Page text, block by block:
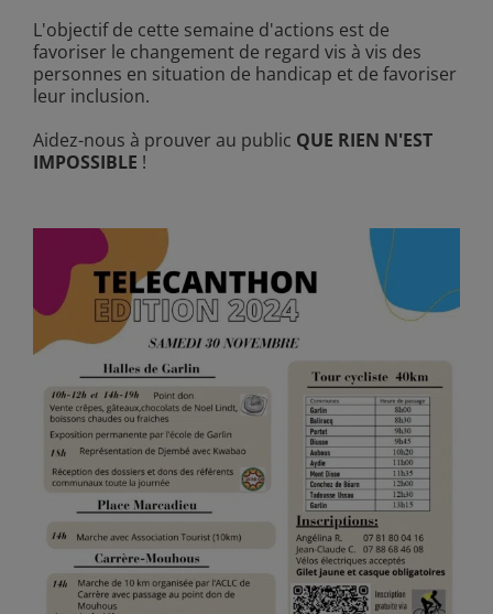
L'objectif de cette semaine d'actions est de
favoriser le changement de regard vis à vis des
personnes en situation de handicap et de favoriser
leur inclusion.
Aidez-nous à prouver au public QUE RIEN N'EST
IMPOSSIBLE !